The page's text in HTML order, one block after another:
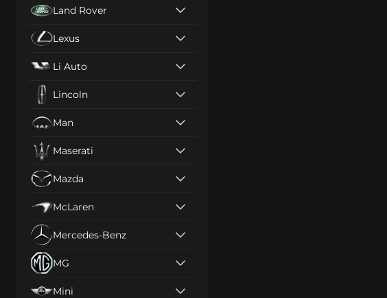
Land Rover
Lexus
Li Auto
Lincoln
Man
Maserati
Mazda
McLaren
Mercedes-Benz
MG
Mini